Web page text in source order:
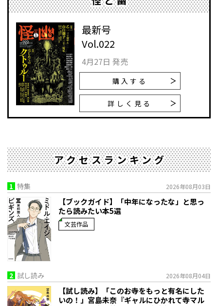
最新号
Vol.022
4月27日 発売
購入する
詳しく見る
アクセスランキング
1 特集 2026年08月03日
【ブックガイド】「中年になったな」と思っ
たら読みたい本5選
文芸作品
2 試し読み 2026年08月04日
【試し読み】「このお寺をもっと有名にした
いの！」宮島未奈『ギャルにひかれて寺マル